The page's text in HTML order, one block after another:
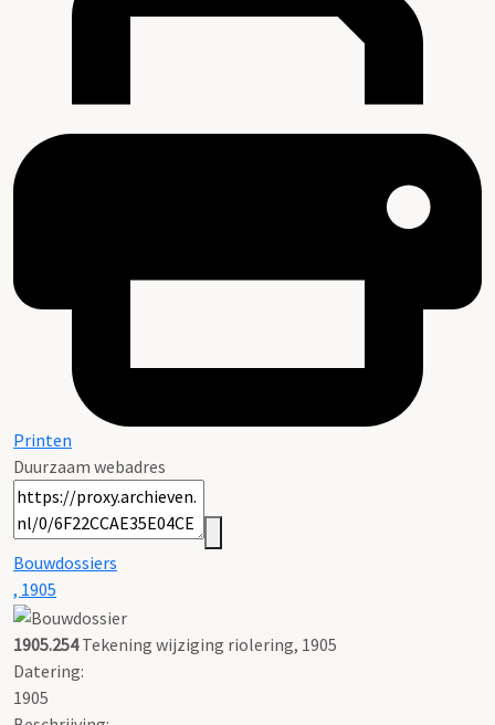
Printen
Duurzaam webadres
Bouwdossiers
, 1905
1905.254Tekening wijziging riolering, 1905
Datering:
1905